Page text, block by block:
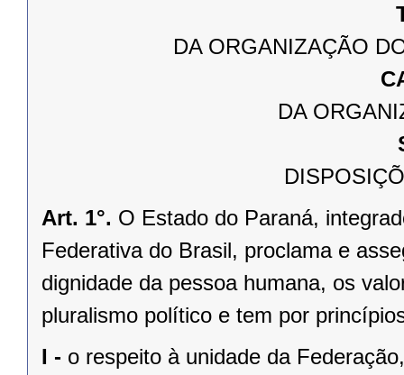
DA ORGANIZAÇÃO
DA
Art. 1°. O Estado do Paraná,
Federativa do Brasil, proclama e
dignidade da pessoa humana, os
pluralismo político e tem por
I - o respeito à unidade da